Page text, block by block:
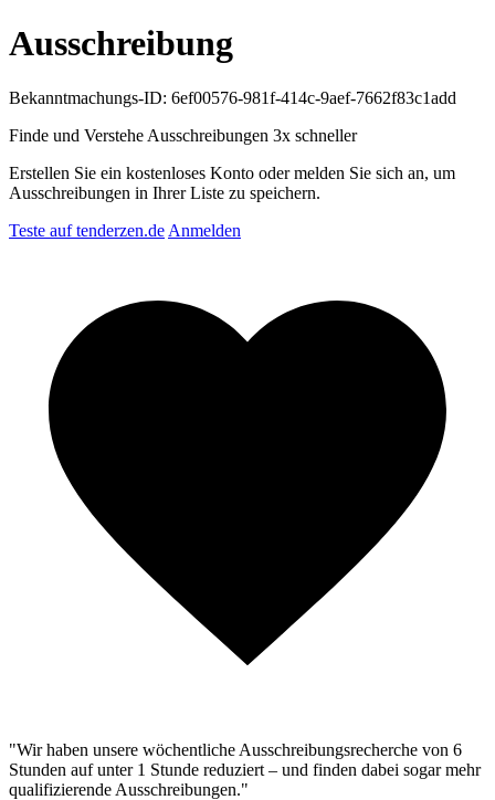
Ausschreibung
Bekanntmachungs-ID: 6ef00576-981f-414c-9aef-7662f83c1add
Finde und Verstehe Ausschreibungen 3x schneller
Erstellen Sie ein kostenloses Konto oder melden Sie sich an, um
Ausschreibungen in Ihrer Liste zu speichern.
Teste auf tenderzen.de Anmelden
"Wir haben unsere wöchentliche Ausschreibungsrecherche von 6
Stunden auf unter 1 Stunde reduziert – und finden dabei sogar mehr
qualifizierende Ausschreibungen."